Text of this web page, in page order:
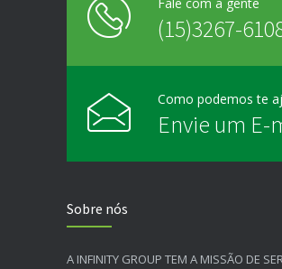
Fale com a gente
(15)3267-
Como podemos te
Envie um E-
Sobre nós
A INFINITY GROUP TEM A MISSÃO DE